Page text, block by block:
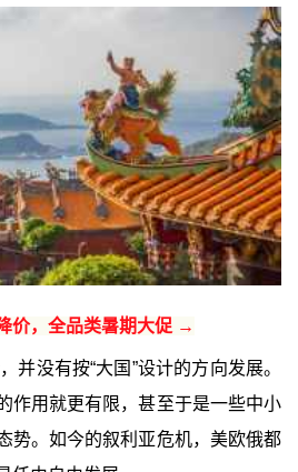
价，全品类暑期大促 →
并没有按“大国”设计的方向发展。
作用就更有限，甚至于是一些中小
势。如今的叙利亚危机，美欧俄都